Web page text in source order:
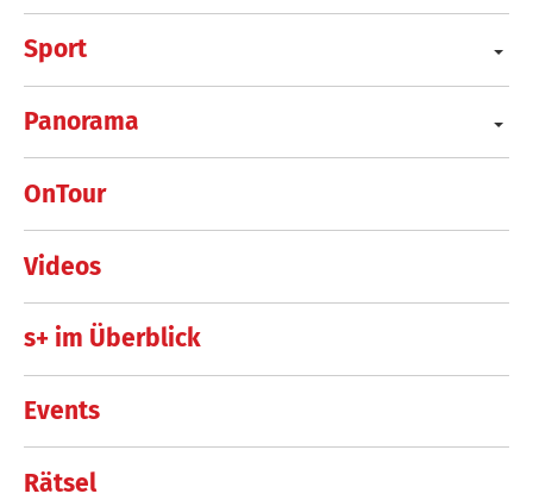
Sport
Panorama
OnTour
Videos
s+ im Überblick
Events
Rätsel